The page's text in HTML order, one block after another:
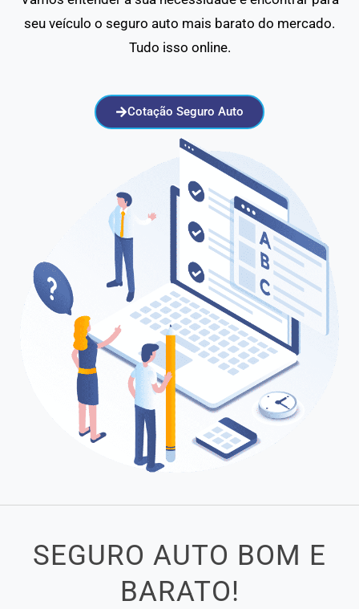
seu veículo o seguro auto mais barato do mercado.
Tudo isso online.
Cotação Seguro Auto
SEGURO AUTO BOM E
BARATO!